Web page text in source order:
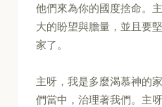
他們來為你的國度捨命。
大的盼望與膽量，並且要
家了。
主呀，我是多麼渴慕神的
們當中，治理著我們。主